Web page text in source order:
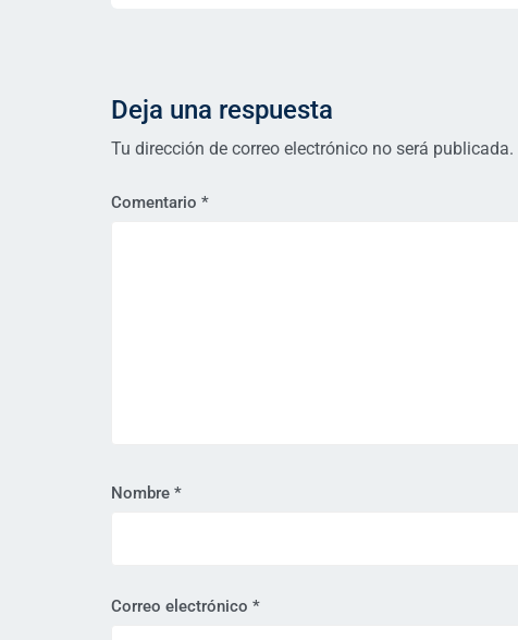
Deja una respuesta
Tu dirección de correo electrónico no será publicada.
Comentario *
Nombre *
Correo electrónico *